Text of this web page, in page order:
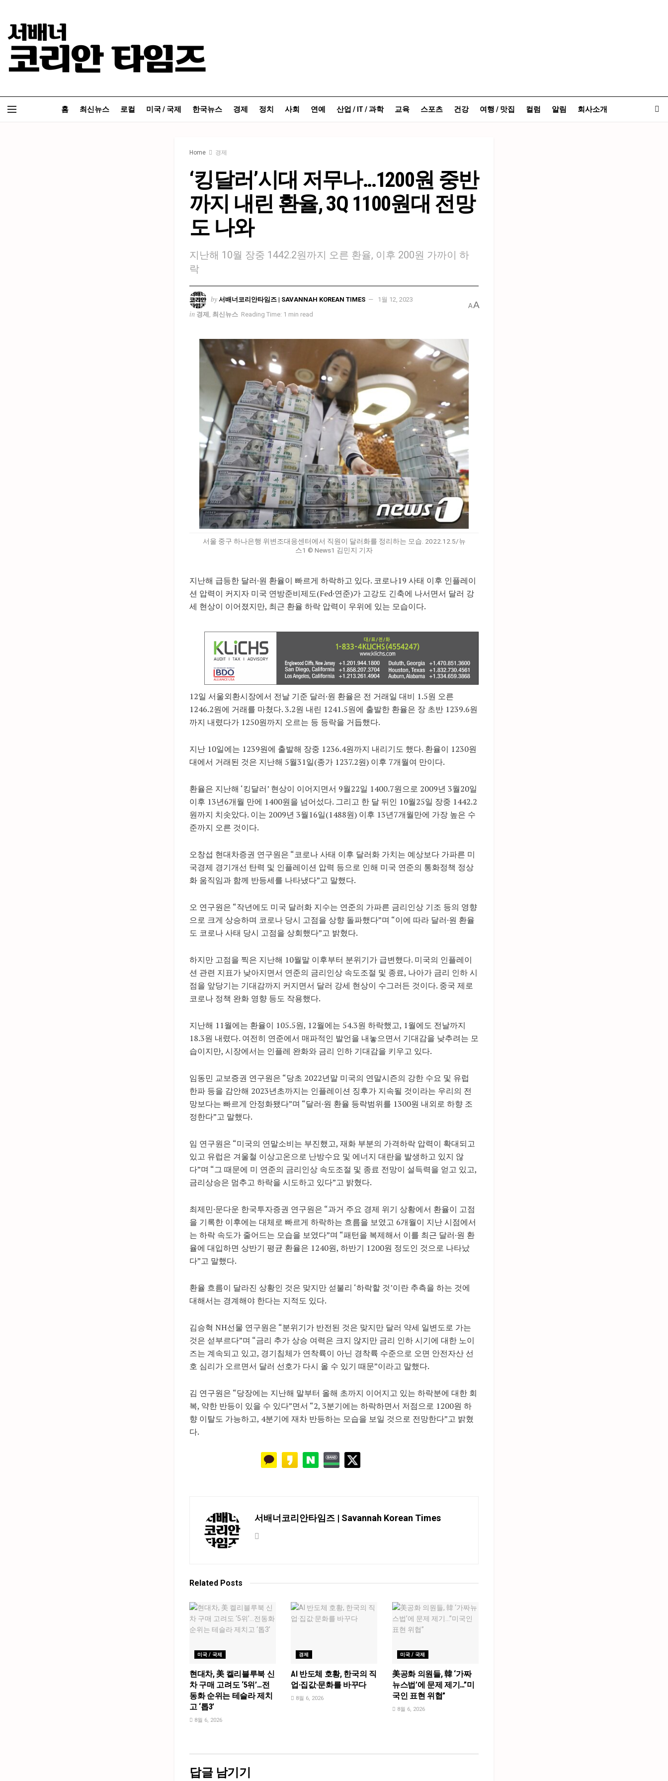
홈 최신뉴스 로컬 미국 / 국제 한국뉴스 경제 정치 사회 연예 산업 / IT / 과학 교육 스포츠 건강 여행 / 맛집 컬럼 알림 회사소개
Home 경제
‘킹달러’시대 저무나…1200원 중반
까지 내린 환율, 3Q 1100원대 전망
도 나와
지난해 10월 장중 1442.2원까지 오른 환율, 이후 200원 가까이 하
락
by 서배너코리안타임즈 | SAVANNAH KOREAN TIMES 1월 12, 2023
in 경제 최신뉴스 Reading Time: 1 min read
AA
서울 중구 하나은행 위변조대응센터에서 직원이 달러화를 정리하는 모습. 2022.12.5/뉴
스1 © News1 김민지 기자
지난해 급등한 달러·원 환율이 빠르게 하락하고 있다. 코로나19 사태 이후 인플레이
션 압력이 커지자 미국 연방준비제도(Fed·연준)가 고강도 긴축에 나서면서 달러 강
세 현상이 이어졌지만, 최근 환율 하락 압력이 우위에 있는 모습이다.
12일 서울외환시장에서 전날 기준 달러·원 환율은 전 거래일 대비 1.5원 오른
1246.2원에 거래를 마쳤다. 3.2원 내린 1241.5원에 출발한 환율은 장 초반 1239.6원
까지 내렸다가 1250원까지 오르는 등 등락을 거듭했다.
지난 10일에는 1239원에 출발해 장중 1236.4원까지 내리기도 했다. 환율이 1230원
대에서 거래된 것은 지난해 5월31일(종가 1237.2원) 이후 7개월여 만이다.
환율은 지난해 ‘킹달러’ 현상이 이어지면서 9월22일 1400.7원으로 2009년 3월20일
이후 13년6개월 만에 1400원을 넘어섰다. 그리고 한 달 뒤인 10월25일 장중 1442.2
원까지 치솟았다. 이는 2009년 3월16일(1488원) 이후 13년7개월만에 가장 높은 수
준까지 오른 것이다.
오창섭 현대차증권 연구원은 “코로나 사태 이후 달러화 가치는 예상보다 가파른 미
국경제 경기개선 탄력 및 인플레이션 압력 등으로 인해 미국 연준의 통화정책 정상
화 움직임과 함께 반등세를 나타냈다”고 말했다.
오 연구원은 “작년에도 미국 달러화 지수는 연준의 가파른 금리인상 기조 등의 영향
으로 크게 상승하며 코로나 당시 고점을 상향 돌파했다”며 “이에 따라 달러·원 환율
도 코로나 사태 당시 고점을 상회했다”고 밝혔다.
하지만 고점을 찍은 지난해 10월말 이후부터 분위기가 급변했다. 미국의 인플레이
션 관련 지표가 낮아지면서 연준의 금리인상 속도조절 및 종료, 나아가 금리 인하 시
점을 앞당기는 기대감까지 커지면서 달러 강세 현상이 수그러든 것이다. 중국 제로
코로나 정책 완화 영향 등도 작용했다.
지난해 11월에는 환율이 105.5원, 12월에는 54.3원 하락했고, 1월에도 전날까지
18.3원 내렸다. 여전히 연준에서 매파적인 발언을 내놓으면서 기대감을 낮추려는 모
습이지만, 시장에서는 인플레 완화와 금리 인하 기대감을 키우고 있다.
임동민 교보증권 연구원은 “당초 2022년말 미국의 연말시즌의 강한 수요 및 유럽
한파 등을 감안해 2023년초까지는 인플레이션 징후가 지속될 것이라는 우리의 전
망보다는 빠르게 안정화됐다”며 “달러·원 환율 등락범위를 1300원 내외로 하향 조
정한다”고 말했다.
임 연구원은 “미국의 연말소비는 부진했고, 재화 부분의 가격하락 압력이 확대되고
있고 유럽은 겨울철 이상고온으로 난방수요 및 에너지 대란을 발생하고 있지 않
다”며 “그 때문에 미 연준의 금리인상 속도조절 및 종료 전망이 설득력을 얻고 있고,
금리상승은 멈추고 하락을 시도하고 있다”고 밝혔다.
최제민·문다운 한국투자증권 연구원은 “과거 주요 경제 위기 상황에서 환율이 고점
을 기록한 이후에는 대체로 빠르게 하락하는 흐름을 보였고 6개월이 지난 시점에서
는 하락 속도가 줄어드는 모습을 보였다”며 “패턴을 복제해서 이를 최근 달러·원 환
율에 대입하면 상반기 평균 환율은 1240원, 하반기 1200원 정도인 것으로 나타났
다”고 말했다.
환율 흐름이 달라진 상황인 것은 맞지만 섣불리 ‘하락할 것’이란 추측을 하는 것에
대해서는 경계해야 한다는 지적도 있다.
김승혁 NH선물 연구원은 “분위기가 반전된 것은 맞지만 달러 약세 일변도로 가는
것은 섣부르다”며 “금리 추가 상승 여력은 크지 않지만 금리 인하 시기에 대한 노이
즈는 계속되고 있고, 경기침체가 연착륙이 아닌 경착륙 수준으로 오면 안전자산 선
호 심리가 오르면서 달러 선호가 다시 올 수 있기 때문”이라고 말했다.
김 연구원은 “당장에는 지난해 말부터 올해 초까지 이어지고 있는 하락분에 대한 회
복, 약한 반등이 있을 수 있다”면서 “2, 3분기에는 하락하면서 저점으로 1200원 하
향 이탈도 가능하고, 4분기에 재차 반등하는 모습을 보일 것으로 전망한다”고 밝혔
다.
서배너코리안타임즈 | Savannah Korean Times
Related Posts
미국 / 국제
현대차, 美 켈리블루북 신
차 구매 고려도 ‘5위’…전
동화 순위는 테슬라 제치
고 ‘톱3’
8월 6, 2026
경제
AI 반도체 호황, 한국의 직
업·집값·문화를 바꾸다
8월 6, 2026
미국 / 국제
美공화 의원들, 韓 ‘가짜
뉴스법’에 문제 제기…”미
국인 표현 위협”
8월 6, 2026
답글 남기기